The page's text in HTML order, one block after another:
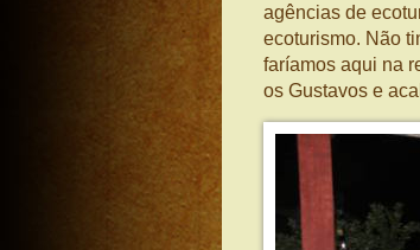
agências de
ecoturismo. Não
faríamos aqui na
os Gustavos e